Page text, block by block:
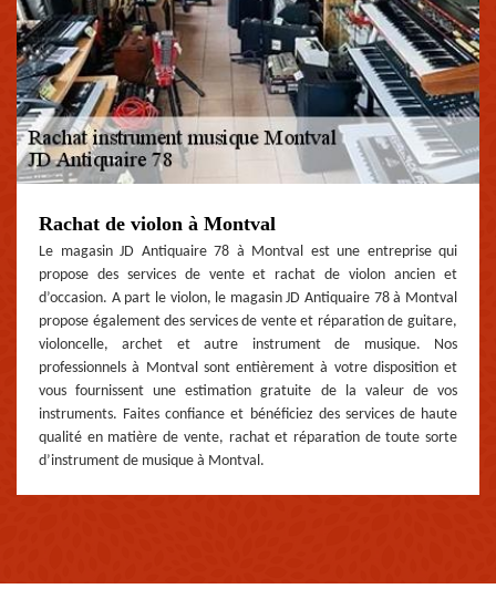
Rachat de violon à Montval
Le magasin JD Antiquaire 78 à Montval est une entreprise qui
propose des services de vente et rachat de violon ancien et
d’occasion. A part le violon, le magasin JD Antiquaire 78 à Montval
propose également des services de vente et réparation de guitare,
violoncelle, archet et autre instrument de musique. Nos
professionnels à Montval sont entièrement à votre disposition et
vous fournissent une estimation gratuite de la valeur de vos
instruments. Faites confiance et bénéficiez des services de haute
qualité en matière de vente, rachat et réparation de toute sorte
d’instrument de musique à Montval.